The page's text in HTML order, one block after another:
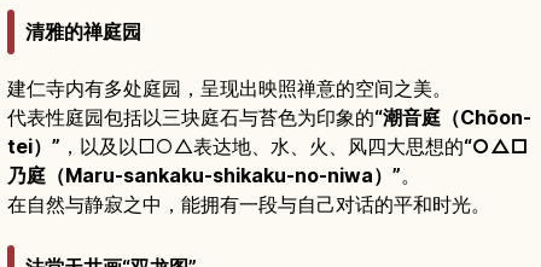
清雅的禅庭园
建仁寺内有多处庭园，呈现出映照禅意的空间之美。
代表性庭园包括以三块庭石与苔色为印象的“潮音庭（Chōon-
tei）” ，以及以□○△表达地、水、火、风四大思想的“○△□
乃庭（Maru-sankaku-shikaku-no-niwa）”。
在自然与静寂之中，能拥有一段与自己对话的平和时光。